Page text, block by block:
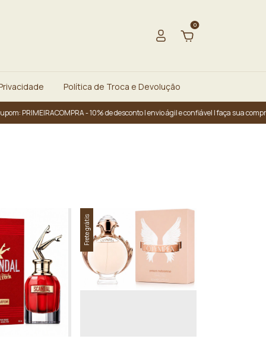
0
Política de Troca e Devolução
- 10% de desconto | envio ágil e confiável | faça sua compra hoje |
Frete grátis